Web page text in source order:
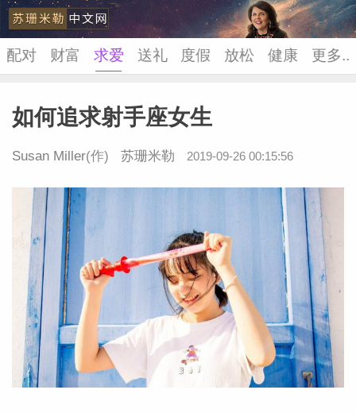
配对 财富 求爱 送礼 度假 放松 健康 更多..
如何追求射手座女生
Susan Miller(作) 苏珊米勒 2019-09-26 00:15:56